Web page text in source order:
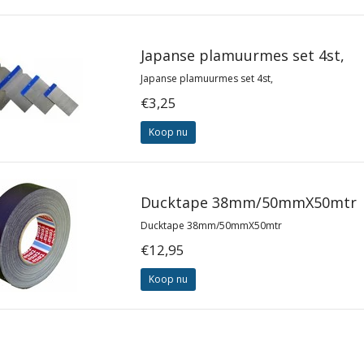
Japanse plamuurmes set 4st,
Japanse plamuurmes set 4st,
€3,25
Koop nu
Ducktape 38mm/50mmX50mtr
Ducktape 38mm/50mmX50mtr
€12,95
Koop nu